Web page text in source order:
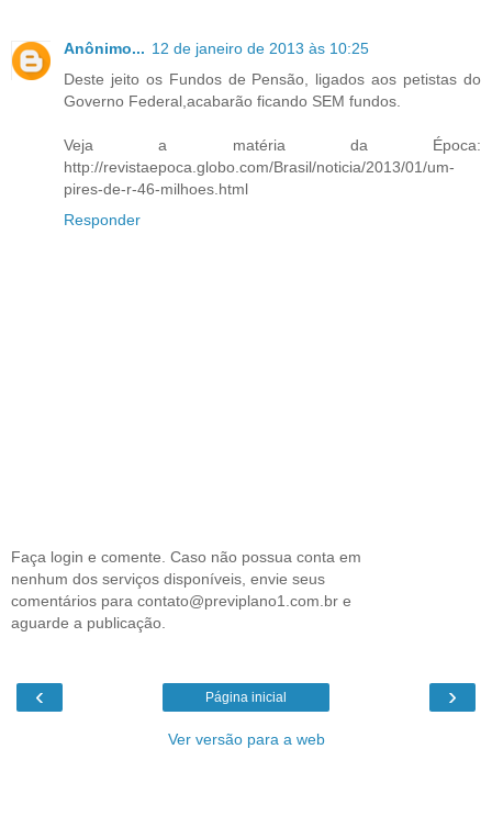
Anônimo... 12 de janeiro de 2013 às 10:25
Deste jeito os Fundos de Pensão, ligados aos petistas do
Governo Federal,acabarão ficando SEM fundos.
Veja a matéria da Época:
http://revistaepoca.globo.com/Brasil/noticia/2013/01/um-
pires-de-r-46-milhoes.html
Responder
Faça login e comente. Caso não possua conta em
nenhum dos serviços disponíveis, envie seus
comentários para contato@previplano1.com.br e
aguarde a publicação.
‹ ›
Página inicial
Ver versão para a web